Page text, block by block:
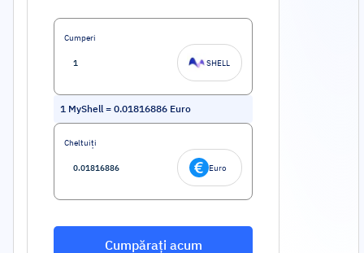
Cumperi
SHELL
1 MyShell= 0.01816886 Euro
Cheltuiți
Euro
Cumpărați acum